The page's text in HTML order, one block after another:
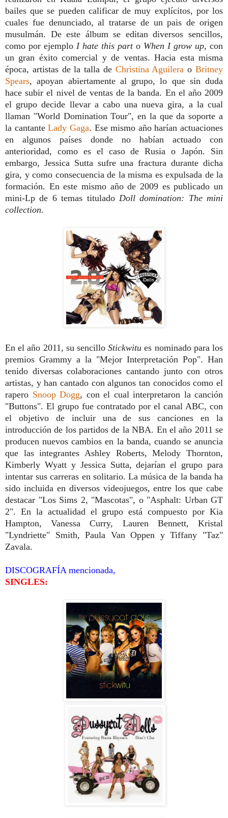
bailes que se pueden calificar de muy explícitos, por los
cuales fue denunciado, al tratarse de un pais de origen
musulmán. De este álbum se editan diversos sencillos,
como por ejemplo I hate this parto When I grow up, con
un gran éxito comercial y de ventas. Hacia esta misma
época, artistas de la talla de Christina Aguilera oBritney
Spears, apoyan abiertamente al grupo, lo que sin duda
hace subir el nivel de ventas de la banda. En el año 2009
el grupo decide llevar a cabo una nueva gira, a la cual
llaman "World Domination Tour", en la que da soporte a
la cantanteLady Gaga. Ese mismo año harían actuaciones
en algunos países donde no habían actuado con
anterioridad, como es el caso de Rusia o Japón. Sin
embargo, Jessica Sutta sufre una fractura durante dicha
gira, y como consecuencia de la misma es expulsada de la
formación. En este mismo año de 2009 es publicado un
mini-Lp de 6 temas titulado Doll domination: The mini
collection.
En el año 2011, su sencilloStickwitu es nominado para los
premios Grammy a la "Mejor Interpretación Pop". Han
tenido diversas colaboraciones cantando junto con otros
artistas, y han cantado con algunos tan conocidos como el
rapero Snoop Dogg, con el cual interpretaron la canción
"Buttons". El grupo fue contratado por el canal ABC, con
el objetivo de incluir una de sus canciones en la
introducción de los partidos de la NBA. En el año 2011 se
producen nuevos cambios en la banda, cuando se anuncia
que las integrantes Ashley Roberts, Melody Thornton,
Kimberly Wyatt y Jessica Sutta, dejarían el grupo para
intentar sus carreras en solitario. La música de la banda ha
sido incluida en diversos videojuegos, entre los que cabe
destacar "Los Sims 2, "Mascotas", o "Asphalt: Urban GT
2". En la actualidad el grupo está compuesto por Kia
Hampton, Vanessa Curry, Lauren Bennett, Kristal
"Lyndriette" Smith, Paula Van Oppen y Tiffany "Taz"
Zavala.
DISCOGRAFÍA mencionada,
SINGLES: